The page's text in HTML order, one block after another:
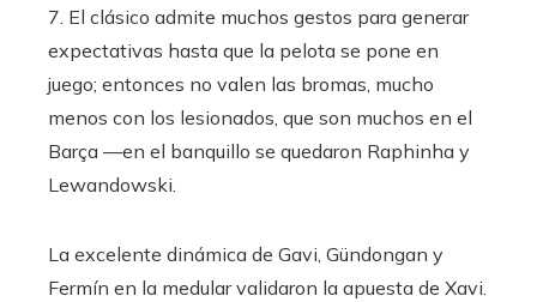
7. El clásico admite muchos gestos para generar
expectativas hasta que la pelota se pone en
juego; entonces no valen las bromas, mucho
menos con los lesionados, que son muchos en el
Barça —en el banquillo se quedaron Raphinha y
Lewandowski.
La excelente dinámica de Gavi, Gündongan y
Fermín en la medular validaron la apuesta de Xavi.